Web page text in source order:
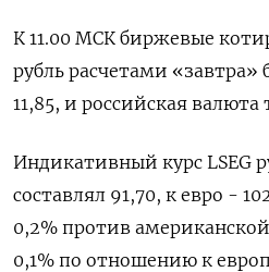
К 11.00 МСК биржевые
рубль расчетами
11,85, и российская валюта
Индикативный курс LSEG
составлял 91,70, к евро -
0,2% против
0,1% по отношению к